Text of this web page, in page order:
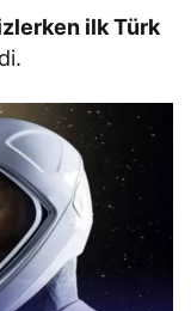
ilk Türk